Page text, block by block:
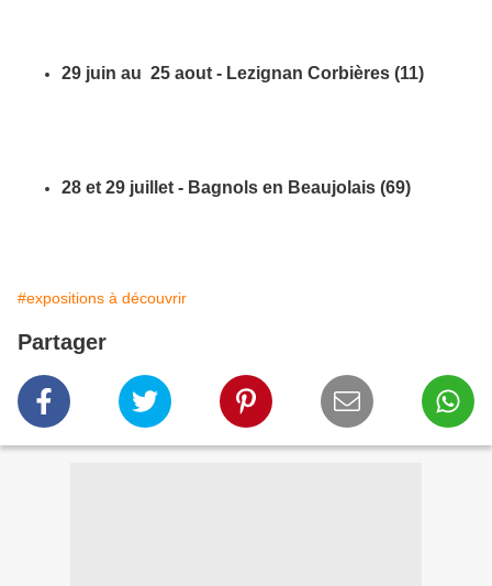
29 juin au 25 aout - Lezignan Corbières (11)
28 et 29 juillet - Bagnols en Beaujolais (69)
#expositions à découvrir
Partager